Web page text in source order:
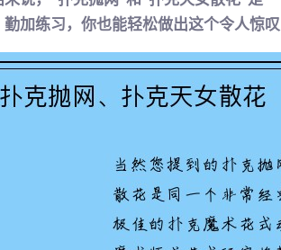
勤加练习，你也能轻松做出这个令人惊